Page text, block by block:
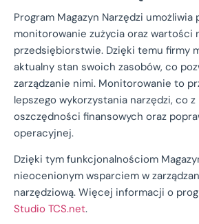
Program Magazyn Narzędzi umożliwia
monitorowanie zużycia oraz wartości
przedsiębiorstwie. Dzięki temu firmy
aktualny stan swoich zasobów, co
zarządzanie nimi. Monitorowanie to
lepszego wykorzystania narzędzi, co
oszczędności finansowych oraz
operacyjnej.
Dzięki tym funkcjonalnościom
nieocenionym wsparciem w
narzędziową. Więcej informacji o
Studio TCS.net.